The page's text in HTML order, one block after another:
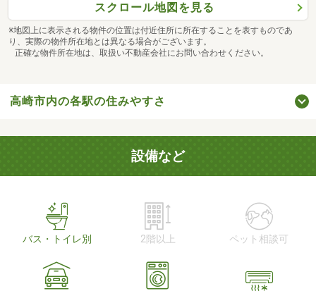
スクロール地図を見る
※地図上に表示される物件の位置は付近住所に所在することを表すものであ
り、実際の物件所在地とは異なる場合がございます。
正確な物件所在地は、取扱い不動産会社にお問い合わせください。
高崎市内の各駅の住みやすさ
設備など
バス・トイレ別 2階以上 ペット相談可